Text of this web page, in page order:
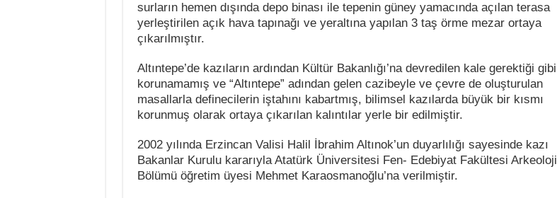
surların hemen dışında depo binası ile tepenin güney yamacında açılan terasa
yerleştirilen açık hava tapınağı ve yeraltına yapılan 3 taş örme mezar ortaya
çıkarılmıştır.
Altıntepe’de kazıların ardından Kültür Bakanlığı’na devredilen kale gerektiği gibi
korunamamış ve “Altıntepe” adından gelen cazibeyle ve çevre de oluşturulan
masallarla definecilerin iştahını kabartmış, bilimsel kazılarda büyük bir kısmı
korunmuş olarak ortaya çıkarılan kalıntılar yerle bir edilmiştir.
2002 yılında Erzincan Valisi Halil İbrahim Altınok’un duyarlılığı sayesinde kazı
Bakanlar Kurulu kararıyla Atatürk Üniversitesi Fen- Edebiyat Fakültesi Arkeoloji
Bölümü öğretim üyesi Mehmet Karaosmanoğlu’na verilmiştir.